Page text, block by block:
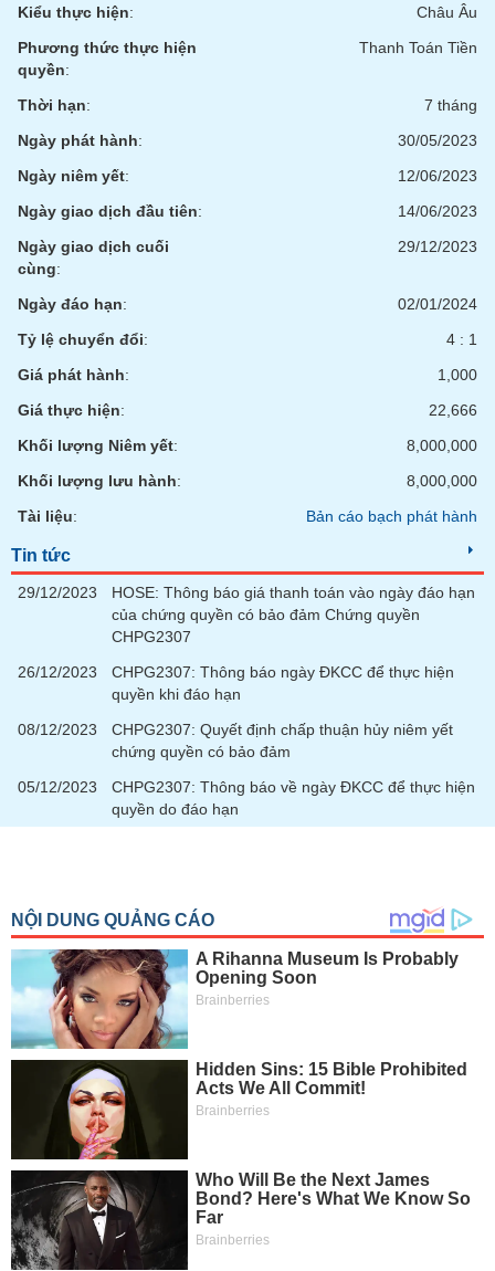
Kiểu thực hiện:
Châu Âu
Phương thức thực hiện
quyền:
Thanh Toán Tiền
Thời hạn:
7 tháng
Ngày phát hành:
30/05/2023
Ngày niêm yết:
12/06/2023
Ngày giao dịch đầu tiên:
14/06/2023
Ngày giao dịch cuối
cùng:
29/12/2023
Ngày đáo hạn:
02/01/2024
Tỷ lệ chuyển đổi:
4 : 1
Giá phát hành:
1,000
Giá thực hiện:
22,666
Khối lượng Niêm yết:
8,000,000
Khối lượng lưu hành:
8,000,000
Tài liệu: Bản cáo bạch phát hành
Tin tức
29/12/2023
HOSE: Thông báo giá thanh toán vào ngày đáo hạn
của chứng quyền có bảo đảm Chứng quyền
CHPG2307
26/12/2023
CHPG2307: Thông báo ngày ĐKCC để thực hiện
quyền khi đáo hạn
08/12/2023
CHPG2307: Quyết định chấp thuận hủy niêm yết
chứng quyền có bảo đảm
05/12/2023
CHPG2307: Thông báo về ngày ĐKCC để thực hiện
quyền do đáo hạn